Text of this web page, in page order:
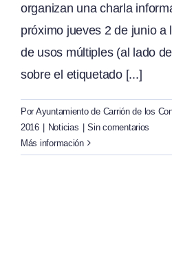
organizan una charla
próximo jueves 2 de junio a
de usos múltiples (al lado
sobre el etiquetado [...]
Por Ayuntamiento de Carrión de los
2016
Noticias
Sin comentarios
Más información